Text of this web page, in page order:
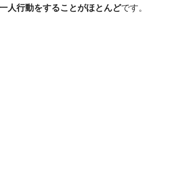
人行動をすることがほとんどです。